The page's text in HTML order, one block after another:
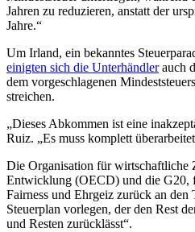
Jahren zu reduzieren, anstatt der
Jahre.“
Um Irland, ein bekanntes
einigten sich die Unterhändlerauch
dem vorgeschlagenen
streichen.
„Dieses Abkommen ist eine
Ruiz. „Es muss komplett
Die Organisation für wirtschaftliche
Entwicklung (OECD) und die G20,
Fairness und Ehrgeiz zurück an den
Steuerplan vorlegen, der den Rest
und Resten zurücklässt“.